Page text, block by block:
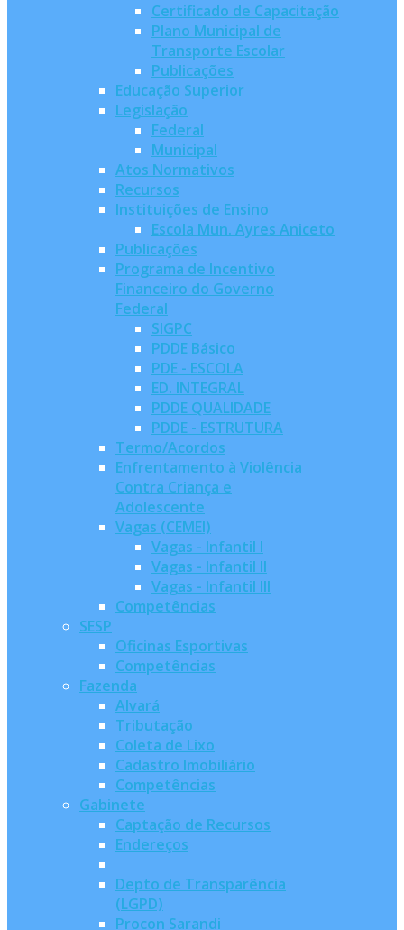
Certificado de Capacitação
Plano Municipal de
Transporte Escolar
Publicações
Educação Superior
Legislação
Federal
Municipal
Atos Normativos
Recursos
Instituições de Ensino
Escola Mun. Ayres Aniceto
Publicações
Programa de Incentivo
Financeiro do Governo
Federal
SIGPC
PDDE Básico
PDE - ESCOLA
ED. INTEGRAL
PDDE QUALIDADE
PDDE - ESTRUTURA
Termo/Acordos
Enfrentamento à Violência
Contra Criança e
Adolescente
Vagas (CEMEI)
Vagas - Infantil I
Vagas - Infantil II
Vagas - Infantil III
Competências
SESP
Oficinas Esportivas
Competências
Fazenda
Alvará
Tributação
Coleta de Lixo
Cadastro Imobiliário
Competências
Gabinete
Captação de Recursos
Endereços
Depto de Transparência
(LGPD)
Procon Sarandi